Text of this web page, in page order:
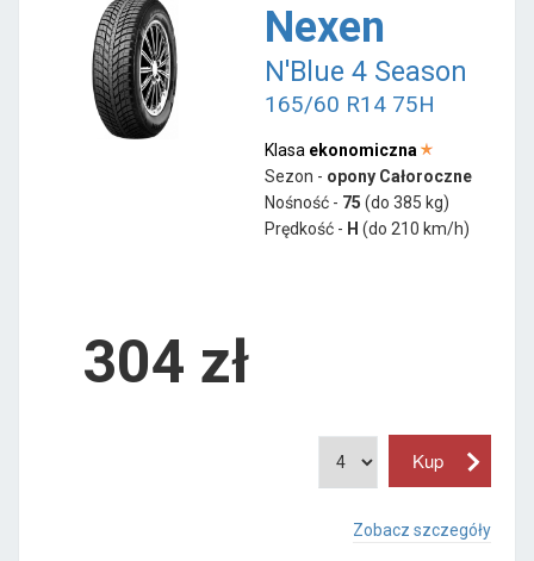
Nexen
N'Blue 4 Season
165/60 R14 75H
Klasa ekonomiczna
Sezon - opony Całoroczne
Nośność - 75 (do 385 kg)
Prędkość - H (do 210 km/h)
304 zł
Zobacz szczegóły